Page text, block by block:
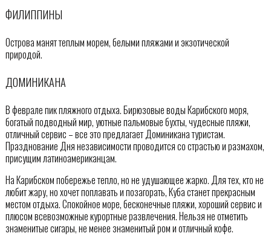
ФИЛИППИНЫ
Острова манят теплым морем, белыми пляжами и экзотической
природой.
ДОМИНИКАНА
В феврале пик пляжного отдыха. Бирюзовые воды Карибского моря,
богатый подводный мир, уютные пальмовые бухты, чудесные пляжи,
отличный сервис – все это предлагает Доминикана туристам.
Празднование Дня независимости проводится со страстью и размахом,
присущим латиноамериканцам.
На Карибском побережье тепло, но не удушающее жарко. Для тех, кто не
любит жару, но хочет поплавать и позагорать, Куба станет прекрасным
местом отдыха. Спокойное море, бесконечные пляжи, хороший сервис и
плюсом всевозможные курортные развлечения. Нельзя не отметить
знаменитые сигары, не менее знаменитый ром и отличный кофе.